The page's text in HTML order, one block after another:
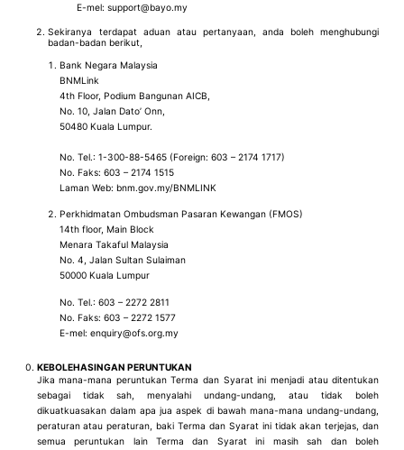
E-mel: support@bayo.my
Sekiranya terdapat aduan atau pertanyaan, anda boleh menghubungi
badan-badan berikut,
Bank Negara Malaysia
BNMLink
4th Floor, Podium Bangunan AICB,
No. 10, Jalan Dato’ Onn,
50480 Kuala Lumpur.
No. Tel.: 1-300-88-5465 (Foreign: 603 – 2174 1717)
No. Faks: 603 – 2174 1515
Laman Web: bnm.gov.my/BNMLINK
Perkhidmatan Ombudsman Pasaran Kewangan (FMOS)
14th floor, Main Block
Menara Takaful Malaysia
No. 4, Jalan Sultan Sulaiman
50000 Kuala Lumpur
No. Tel.: 603 – 2272 2811
No. Faks: 603 – 2272 1577
E-mel: enquiry@ofs.org.my
KEBOLEHASINGAN PERUNTUKAN
Jika mana-mana peruntukan Terma dan Syarat ini menjadi atau ditentukan
sebagai tidak sah, menyalahi undang-undang, atau tidak boleh
dikuatkuasakan dalam apa jua aspek di bawah mana-mana undang-undang,
peraturan atau peraturan, baki Terma dan Syarat ini tidak akan terjejas, dan
semua peruntukan lain Terma dan Syarat ini masih sah dan boleh